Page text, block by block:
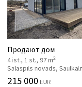
Продают дом
4 ist., 1 st., 97 m2
Salaspils novads,
215 000 EUR